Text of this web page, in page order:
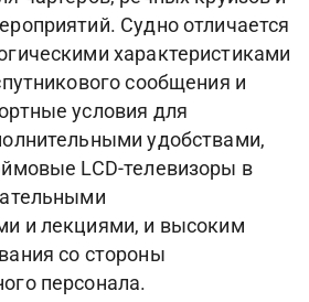
Судно отличается
характеристиками
сообщения и
условия для
удобствами,
LCD-телевизоры в
и лекциями, и высоким
со стороны
персонала.